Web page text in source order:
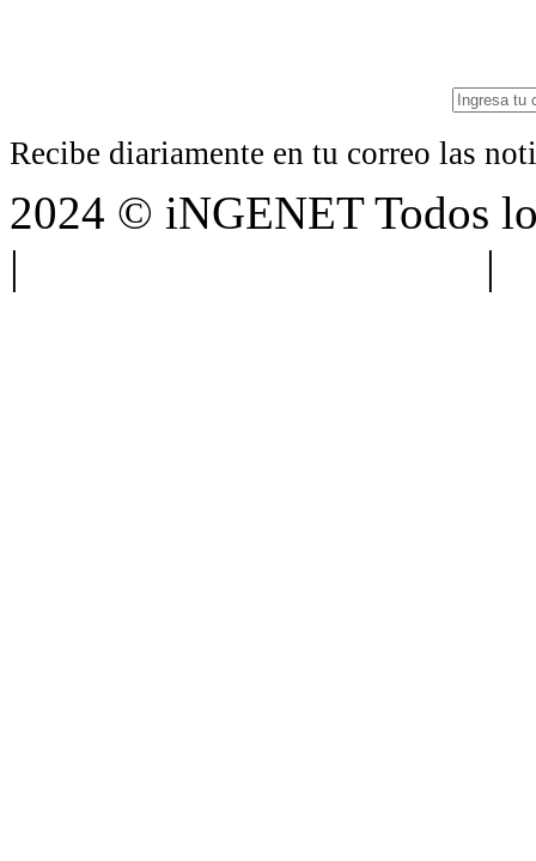
Recibe diariamente en tu correo las
2024 © iNGENET Todos
|
|